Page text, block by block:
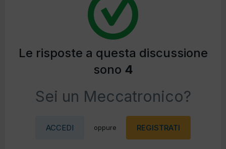
Le risposte a questa discussione
sono 4
Sei un Meccatronico?
ACCEDI oppure REGISTRATI